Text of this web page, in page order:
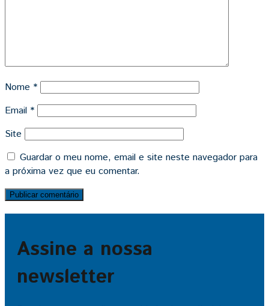
Nome *
Email *
Site
Guardar o meu nome, email e site neste navegador para
a próxima vez que eu comentar.
Assine a nossa
newsletter